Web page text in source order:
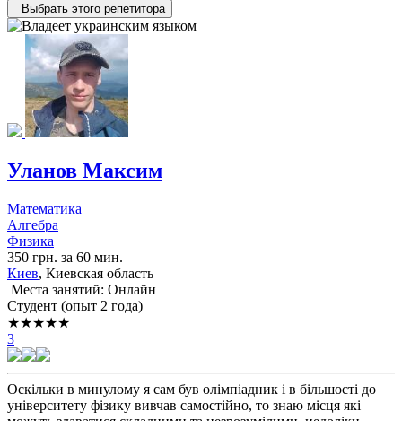
Выбрать этого репетитора
Уланов Максим
Математика
Алгебра
Физика
350 грн. за 60 мин.
Киев, Киевская область
Места занятий: Онлайн
Cтудент (опыт 2 года)
★★★★★
3
Оскільки в минулому я сам був олімпіадник і в більшості до
університету фізику вивчав самостійно, то знаю місця які